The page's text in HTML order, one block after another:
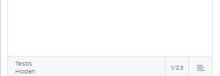
Testis
Hoden
1/23